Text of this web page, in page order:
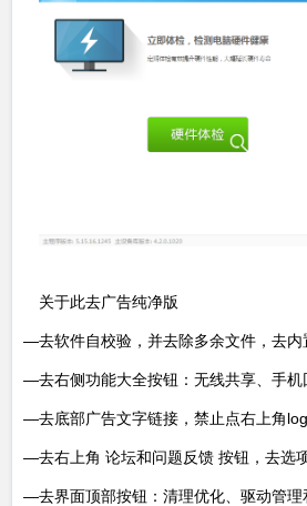
关于此去广告纯净版
—去软件自校验，并去除多余文件，去内
—去右侧功能大全按钮：无线共享、手机
—去底部广告文字链接，禁止点右上角
—去右上角 论坛和问题反馈 按钮，去选
—去界面顶部按钮：清理优化、驱动管理